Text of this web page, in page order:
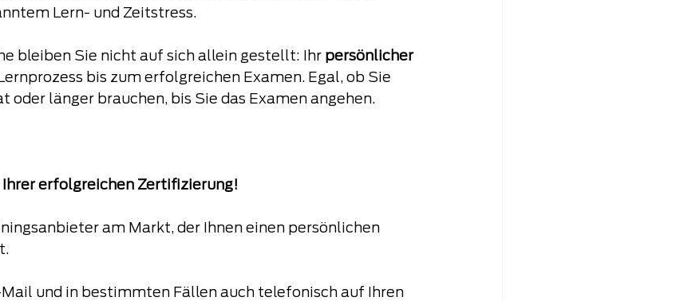
Lern- und Zeitstress.
bleiben Sie nicht auf sich allein gestellt: Ihr persönlicher
bis zum erfolgreichen Examen. Egal, ob Sie
oder länger brauchen, bis Sie das Examen angehen.
erfolgreichen Zertifizierung!
am Markt, der Ihnen einen persönlichen
und in bestimmten Fällen auch telefonisch auf Ihren